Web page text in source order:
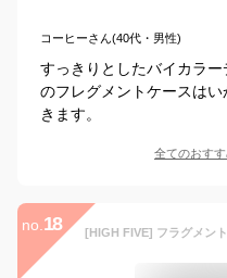
コーヒーさん(40代・男性)
すっきりとしたバイカラ
のフレグメントケースは
きます。
全てのおす
no. 18